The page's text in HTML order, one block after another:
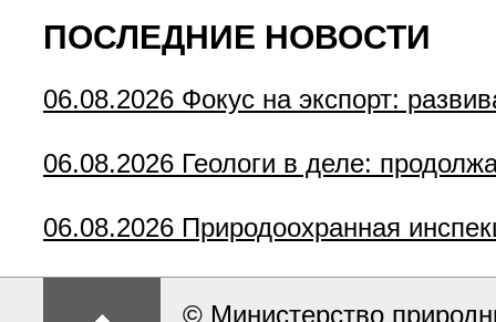
ПОСЛЕДНИЕ НОВОСТИ
06.08.2026 Фокус на экспорт:
06.08.2026 Геологи в деле:
06.08.2026 Природоохранная
© Министерство